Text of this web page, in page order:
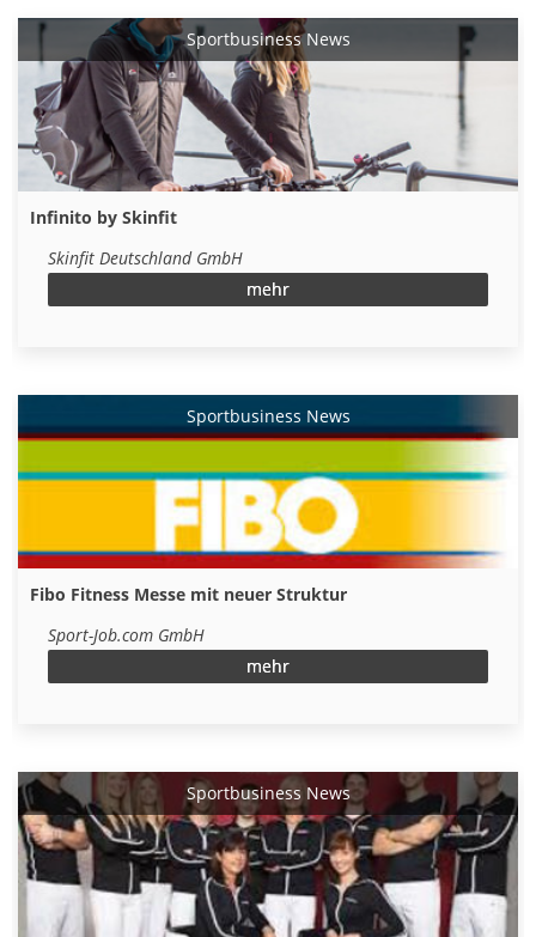
Sportbusiness News
Infinito by Skinfit
Skinfit Deutschland GmbH
mehr
Sportbusiness News
Fibo Fitness Messe mit neuer Struktur
Sport-Job.com GmbH
mehr
Sportbusiness News